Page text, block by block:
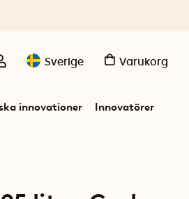
Sverige Varukorg
innovationer Innovatörer